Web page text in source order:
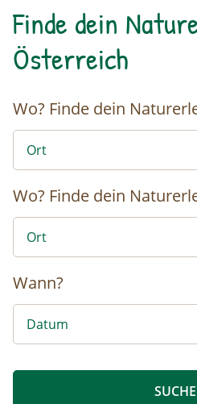
Finde dein
Österreich
Wo? Finde dein
Wo? Finde dein
Wann?